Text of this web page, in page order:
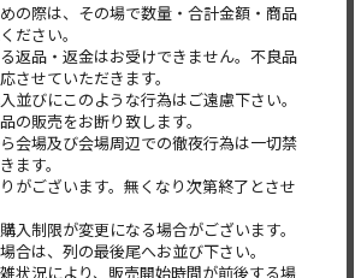
の際は、その場で数量・合計金額・商品
ださい。
返品・返金はお受けできません。不良品
させていただきます。
並びにこのような行為はご遠慮下さい。
の販売をお断り致します。
会場及び会場周辺での徹夜行為は一切禁
ます。
がございます。無くなり次第終了とさせ
入制限が変更になる場合がございます。
合は、列の最後尾へお並び下さい。
状況により、販売開始時間が前後する場